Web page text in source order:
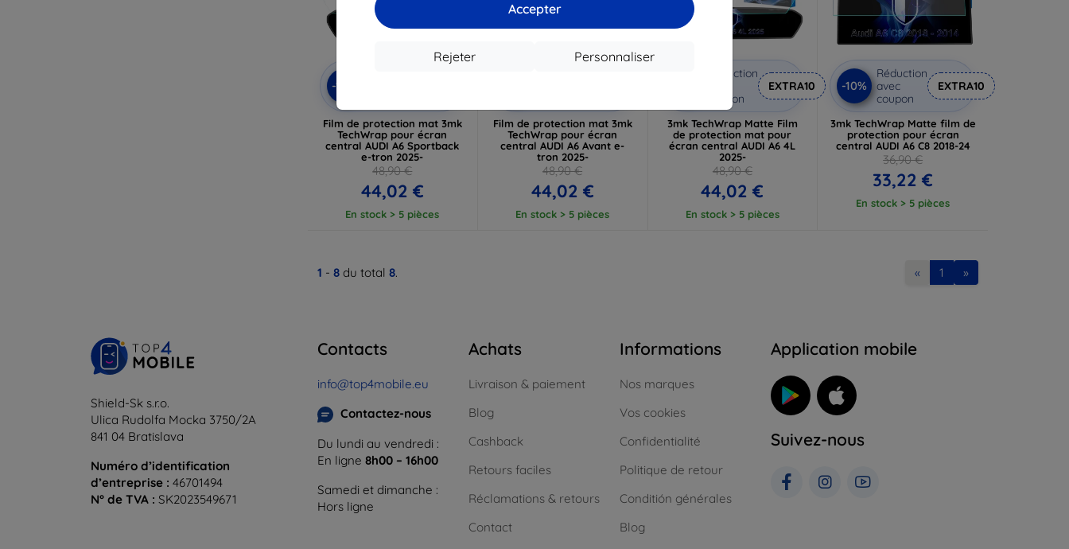
Accepter
Personnaliser
Rejeter
-10%
Film de protection mat 3mk
TechWrap pour écran
central AUDI A6 Sportback
e-tron 2025-
48,90 €
44,02 €
En stock > 5 pièces
Film de protection mat 3mk
TechWrap pour écran
central AUDI A6 Avant e-
tron 2025-
48,90 €
44,02 €
En stock > 5 pièces
Réduction
coupon
EXTRA10
3mk TechWrap Matte Film
de protection mat pour
écran central AUDI A6 4L
2025-
48,90 €
44,02 €
En stock > 5 pièces
-10%
Réduction
avec
coupon
EXTRA10
3mk TechWrap Matte film de
protection pour écran
central AUDI A6 C8 2018-24
36,90 €
33,22 €
En stock > 5 pièces
1 - 8 du total 8. « 1 »
Shield-Sk s.r.o.
Ulica Rudolfa Mocka 3750/2A
841 04 Bratislava
Numéro d’identification
d’entreprise : 46701494
N° de TVA : SK2023549671
Contacts
info@top4mobile.eu
Contactez-nous
Du lundi au vendredi :
En ligne 8h00 – 16h00
Samedi et dimanche :
Hors ligne
Achats
Livraison & paiement
Blog
Cashback
Retours faciles
Réclamations & retours
Contact
Informations
Nos marques
Vos cookies
Confidentialité
Politique de retour
Conditión générales
Blog
Application mobile
Suivez-nous